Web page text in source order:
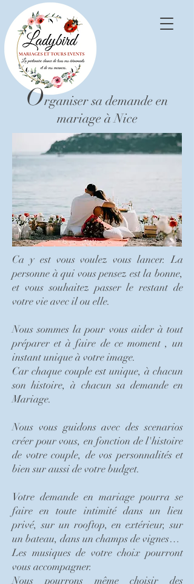
Organiser sa demande en
mariage à Nice
Ca y est vous voulez vous lancer. La
personne à qui vous pensez est la bonne,
et vous souhaitez passer le restant de
votre vie avec il ou elle.
Nous sommes la pour vous aider à tout
préparer et à faire de ce moment , un
instant unique à votre image.
Car chaque couple est unique, à chacun
son histoire, à chacun sa demande en
Mariage.
Nous vous guidons avec des scenarios
créer pour vous, en fonction de l'histoire
de votre couple, de vos personnalités et
bien sur aussi de votre budget.
Votre demande en mariage pourra se
faire en toute intimité dans un lieu
privé, sur un rooftop, en extérieur, sur
un bateau, dans un champs de vignes…
Les musiques de votre choix pourront
vous accompagner.
Nous pourrons même choisir des